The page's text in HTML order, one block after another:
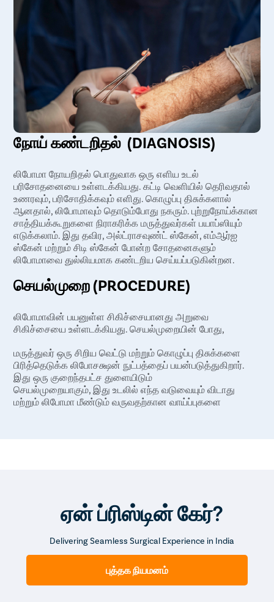
நோய் கண்டறிதல் (DIAGNOSIS)
லிபோமா நோயறிதல் பொதுவாக ஒரு எளிய உடல்
பரிசோதனையை உள்ளடக்கியது. கட்டி வெளியில் தெரிவதால்
உணரவும், பரிசோதிக்கவும் எளிது. கொழுப்பு திசுக்களால்
ஆனதால், லிபோமாவும் தொடும்போது நகரும். புற்றுநோய்க்கான
சாத்தியக்கூறுகளை நிராகரிக்க மருத்துவர்கள் பயாப்ஸியும்
எடுக்கலாம். இது தவிர, அல்ட்ராசவுண்ட் ஸ்கேன், எம்ஆர்ஐ
ஸ்கேன் மற்றும் சிடி ஸ்கேன் போன்ற சோதனைகளும்
லிபோமாவை துல்லியமாக கண்டறிய செய்யப்படுகின்றன.
செயல்முறை (PROCEDURE)
லிபோமாவின் பயனுள்ள சிகிச்சையானது அறுவை
சிகிச்சையை உள்ளடக்கியது. செயல்முறையின் போது,
மருத்துவர் ஒரு சிறிய வெட்டு மற்றும் கொழுப்பு திசுக்களை
பிரித்தெடுக்க லிபோசக்ஷன் நுட்பத்தைப் பயன்படுத்துகிறார்.
இது ஒரு குறைந்தபட்ச துளையிடும்
செயல்முறையாகும், இது உடலில் எந்த வடுவையும் விடாது
மற்றும் லிபோமா மீண்டும் வருவதற்கான வாய்ப்புகளை
ஏன் ப்ரிஸ்டின் கேர்?
Delivering Seamless Surgical Experience in India
புத்தக நியமனம்